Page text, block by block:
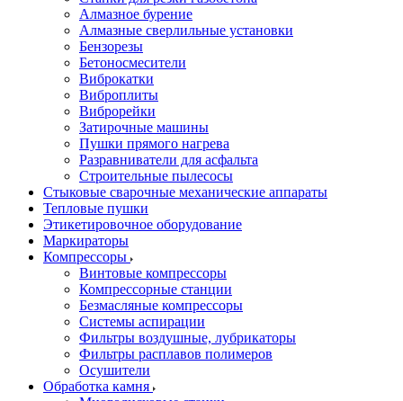
Алмазное бурение
Алмазные сверлильные установки
Бензорезы
Бетоносмесители
Виброкатки
Виброплиты
Виброрейки
Затирочные машины
Пушки прямого нагрева
Разравниватели для асфальта
Строительные пылесосы
Стыковые сварочные механические аппараты
Тепловые пушки
Этикетировочное оборудование
Маркираторы
Компрессоры
Винтовые компрессоры
Компрессорные станции
Безмасляные компрессоры
Системы аспирации
Фильтры воздушные, лубрикаторы
Фильтры расплавов полимеров
Осушители
Обработка камня